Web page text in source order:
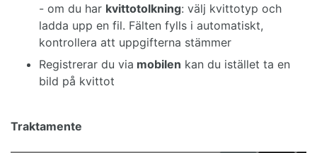
- om du har kvittotolkning: välj kvittotyp och
ladda upp en fil. Fälten fylls i automatiskt,
kontrollera att uppgifterna stämmer
Registrerar du via mobilen kan du istället ta en
bild på kvittot
Traktamente